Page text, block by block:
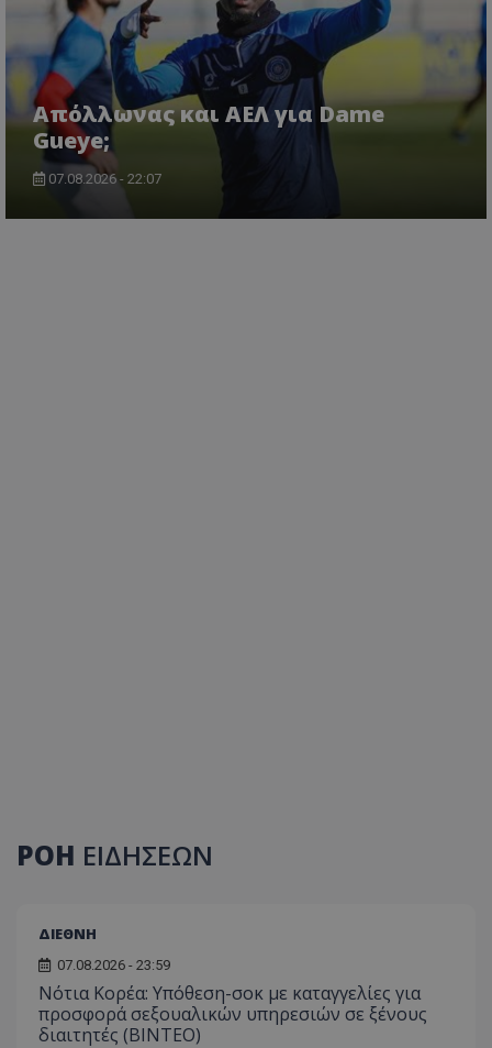
Απόλλωνας και ΑΕΛ για Dame
Gueye;
07.08.2026 - 22:07
ΡΟΗ ΕΙΔΗΣΕΩΝ
ΔΙΕΘΝΗ
07.08.2026 - 23:59
Νότια Κορέα: Υπόθεση-σοκ με καταγγελίες για
προσφορά σεξουαλικών υπηρεσιών σε ξένους
διαιτητές (BINTEO)